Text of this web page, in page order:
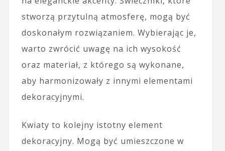
stworzą przytulną atmosferę, mogą być
doskonałym rozwiązaniem. Wybierając je,
warto zwrócić uwagę na ich wysokość
oraz materiał, z którego są wykonane,
aby harmonizowały z innymi elementami
dekoracyjnymi.
Kwiaty to kolejny istotny element
dekoracyjny. Mogą być umieszczone w